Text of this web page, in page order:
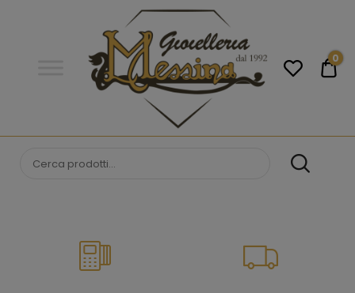
donna. Acquista online i migliori
0